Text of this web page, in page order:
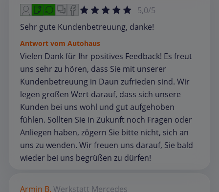
5,0/5
Sehr gute Kundenbetreuung, danke!
Antwort vom Autohaus
Vielen Dank für Ihr positives Feedback! Es freut
uns sehr zu hören, dass Sie mit unserer
Kundenbetreuung in Daun zufrieden sind. Wir
legen großen Wert darauf, dass sich unsere
Kunden bei uns wohl und gut aufgehoben
fühlen. Sollten Sie in Zukunft noch Fragen oder
Anliegen haben, zögern Sie bitte nicht, sich an
uns zu wenden. Wir freuen uns darauf, Sie bald
wieder bei uns begrüßen zu dürfen!
Armin B. Werkstatt Mercedes